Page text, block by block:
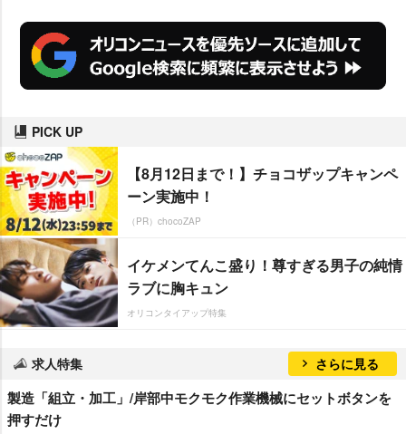
PICK UP
【8月12日まで！】チョコザップキャンペ
ーン実施中！
（PR）chocoZAP
イケメンてんこ盛り！尊すぎる男子の純情
ラブに胸キュン
オリコンタイアップ特集
求人特集 さらに見る
製造「組立・加工」/岸部中モクモク作業機械にセットボタンを
押すだけ